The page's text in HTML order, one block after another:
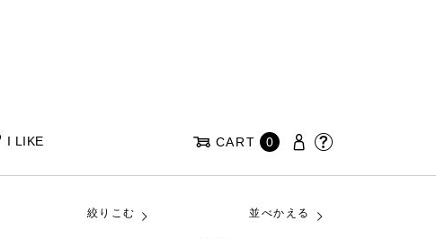
I LIKE CART 0
絞りこむ 並べかえる